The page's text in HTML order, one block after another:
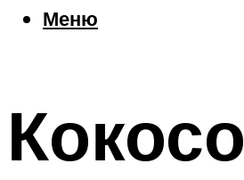
Еда
Меню
Меню